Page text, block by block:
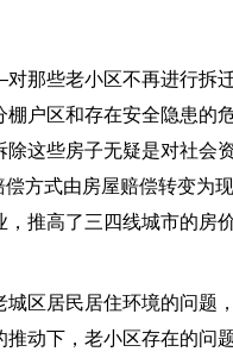
那些老小区不再进行拆
户区和存在安全隐患的
这些房子无疑是对社会
方式由房屋赔偿转变为
推高了三四线城市的房
区居民居住环境的问题
动下，老小区存在的问